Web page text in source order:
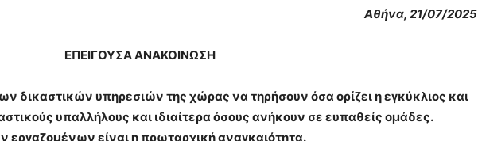
Αθήνα, 21/07/2025
ΕΠΕΙΓΟΥΣΑ ΑΝΑΚΟΙΝΩΣΗ
δικαστικών υπηρεσιών της χώρας να τηρήσουν όσα ορίζει η εγκύκλιος και
υπαλλήλους και ιδιαίτερα όσους ανήκουν σε ευπαθείς ομάδες.
εργαζομένων είναι η πρωταρχική αναγκαιότητα.